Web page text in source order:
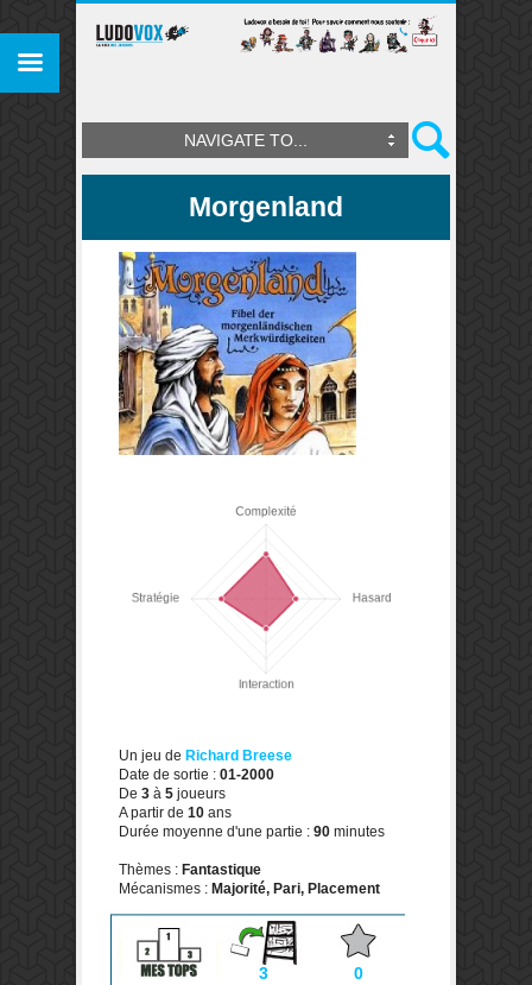
NAVIGATE TO...
Morgenland
Un jeu de Richard Breese
Date de sortie : 01-2000
De 3 à 5 joueurs
A partir de 10 ans
Durée moyenne d'une partie : 90 minutes
Thèmes : Fantastique
Mécanismes : Majorité, Pari, Placement
3 0